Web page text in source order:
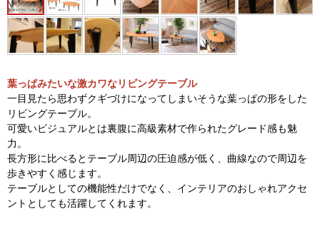
葉っぱみたいな激カワなリビングテーブル
一目見たら思わずクギづけになってしまいそうな葉っぱの形をした
リビングテーブル。
可愛いビジュアルとは裏腹に高級素材で作られたグレード感も魅
力。
長方形に比べるとテーブル周辺の圧迫感が低く、曲線なので周辺を
歩きやすく感じます。
テーブルとしての機能性だけでなく、インテリアのおしゃれアクセ
ントとしても活躍してくれます。